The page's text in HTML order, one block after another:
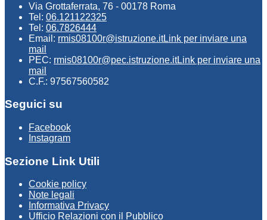
Via Grottaferrata, 76 - 00178 Roma
Tel: 06.121122325
Tel: 06.7826444
Email: rmis08100r@istruzione.itLink per inviare una
mail
PEC: rmis08100r@pec.istruzione.itLink per inviare una
mail
C.F.: 97567560582
Seguici su
Facebook
Instagram
Sezione Link Utili
Cookie policy
Note legali
Informativa Privacy
Ufficio Relazioni con il Pubblico